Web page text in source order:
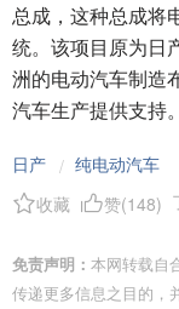
总成，这种总成将
统。该项目原为日
洲的电动汽车制造
汽车生产提供支持。
日产 / 纯电动汽车
收藏
赞(148)
免责声明： 本网转载自
传递更多信息之目的，